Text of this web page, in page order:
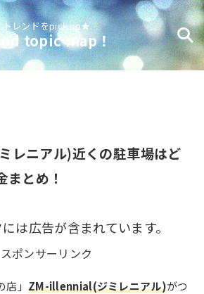
トレンドをpick up★
topic map！
レニアル)近くの駐車場はど
まとめ！
は広告が含まれています。
スポンサーリンク
」 ZM-illennial(ジミレニアル)がつ